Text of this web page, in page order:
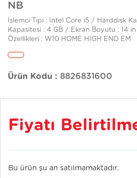
NB
İşlemci Tipi : Intel Core i5 / Harddisk
Kapasitesi : 4 GB / Ekran Boyutu : 14
Özellikleri : W10 HOME HIGH END EM
Ürün Kodu : 8826831600
Fiyatı
Bu ürün şu an satılmamaktadır.